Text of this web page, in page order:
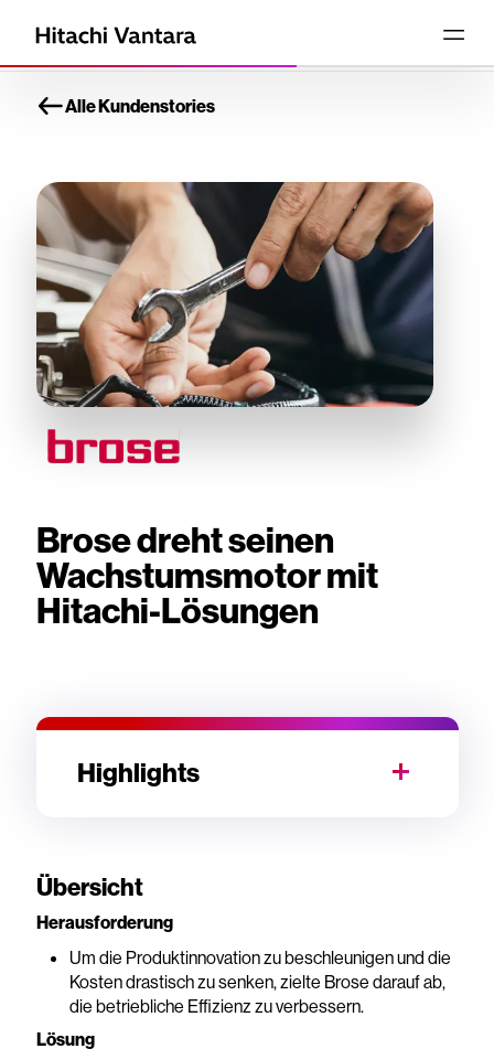
Alle Kundenstories
Brose dreht seinen
Wachstumsmotor mit
Hitachi-Lösungen
Übersicht
Herausforderung
Um die Produktinnovation zu beschleunigen und die
Kosten drastisch zu senken, zielte Brose darauf ab,
die betriebliche Effizienz zu verbessern.
Lösung
Highlights